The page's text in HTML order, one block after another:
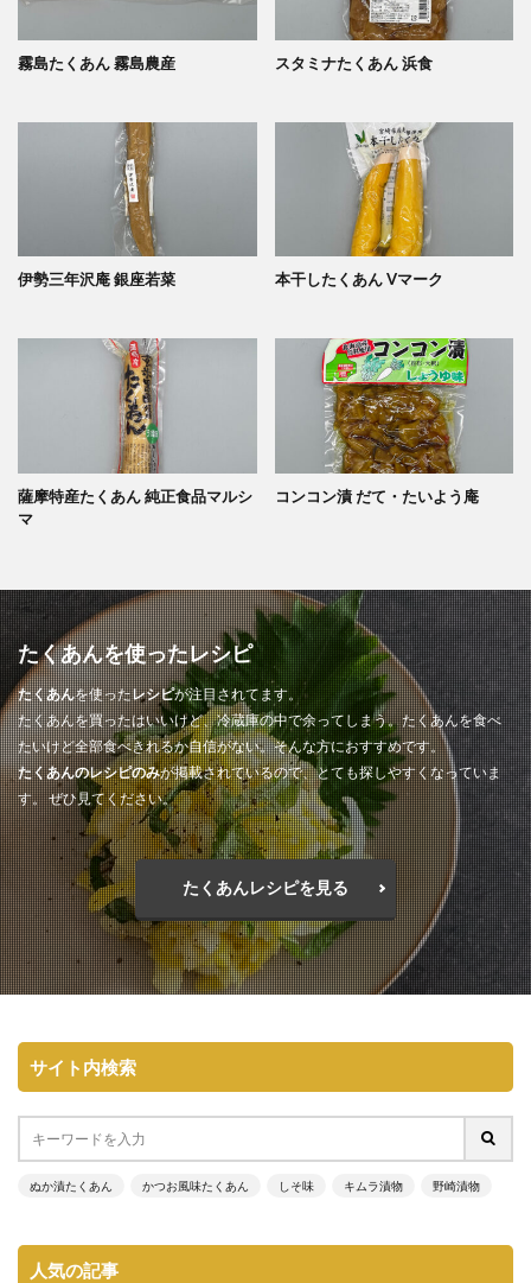
霧島たくあん 霧島農産 スタミナたくあん 浜食
伊勢三年沢庵 銀座若菜 本干したくあん Vマーク
薩摩特産たくあん 純正食品マルシ
マ
コンコン漬 だて・たいよう庵
たくあんを使ったレシピ
たくあんを使ったレシピが注目されてます。
たくあんを買ったはいいけど、冷蔵庫の中で余ってしまう。たくあんを食べ
たいけど全部食べきれるか自信がない。そんな方におすすめです。
たくあんのレシピのみが掲載されているので、とても探しやすくなっていま
す。 ぜひ見てください。
たくあんレシピを見る
サイト内検索
ぬか漬たくあん かつお風味たくあん しそ味 キムラ漬物 野崎漬物
人気の記事